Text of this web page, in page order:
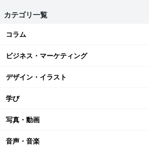
カテゴリ一覧
コラム
ビジネス・マーケティング
デザイン・イラスト
学び
写真・動画
音声・音楽